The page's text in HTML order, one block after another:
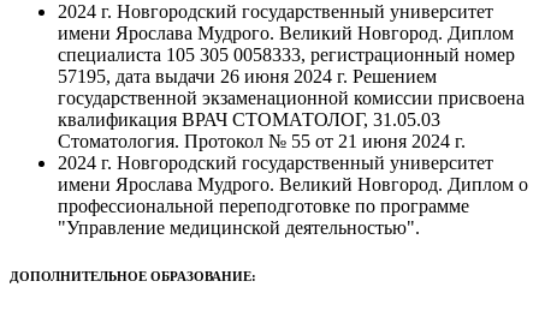
2024 г. Новгородский государственный университет
имени Ярослава Мудрого. Великий Новгород. Диплом
специалиста 105 305 0058333, регистрационный номер
57195, дата выдачи 26 июня 2024 г. Решением
государственной экзаменационной комиссии присвоена
квалификация ВРАЧ СТОМАТОЛОГ, 31.05.03
Стоматология. Протокол № 55 от 21 июня 2024 г.
2024 г. Новгородский государственный университет
имени Ярослава Мудрого. Великий Новгород. Диплом о
профессиональной переподготовке по программе
"Управление медицинской деятельностью".
ДОПОЛНИТЕЛЬНОЕ ОБРАЗОВАНИЕ: